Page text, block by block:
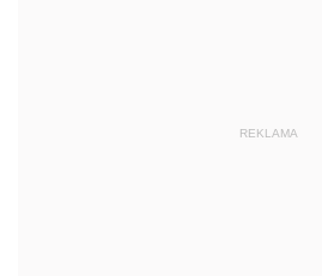
REKLAMA